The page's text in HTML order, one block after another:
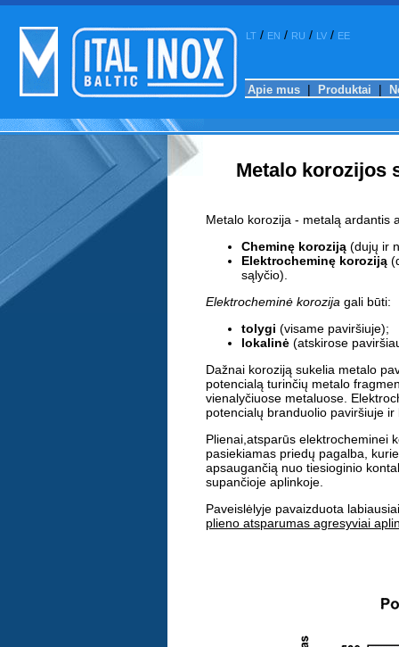
LT / EN / RU / LV / EE
Apie mus | Produktai |
Metalo korozijos
Metalo korozija - metalą ardantis
Cheminę koroziją (dujų ir
Elektrocheminę koroziją
sąlyčio).
Elektrocheminė korozija gali būti:
tolygi (visame paviršiuje);
lokalinė (atskirose
Dažnai koroziją sukelia metalo
potencialą turinčių metalo
vienalyčiuose metaluose.
potencialų branduolio paviršiuje
Plienai,atsparūs elektrocheminei
pasiekiamas priedų pagalba,
apsaugančią nuo tiesioginio
supančioje aplinkoje.
Paveislėlyje pavaizduota
plieno atsparumas agresyviai